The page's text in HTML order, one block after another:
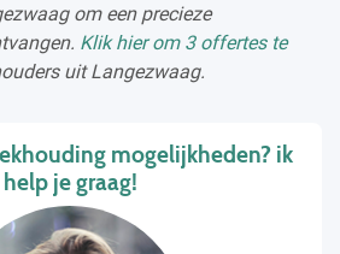
om een precieze
Klik hier om 3 offertes te
uit Langezwaag.
mogelijkheden? ik
help je graag!